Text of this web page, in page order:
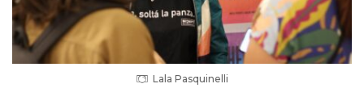
Lala Pasquinelli